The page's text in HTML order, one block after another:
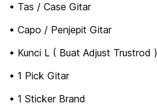
• Tas / Case Gitar
• Capo / Penjepit Gitar
• Kunci L ( Buat Adjust Trustrod )
• 1 Pick Gitar
• 1 Sticker Brand